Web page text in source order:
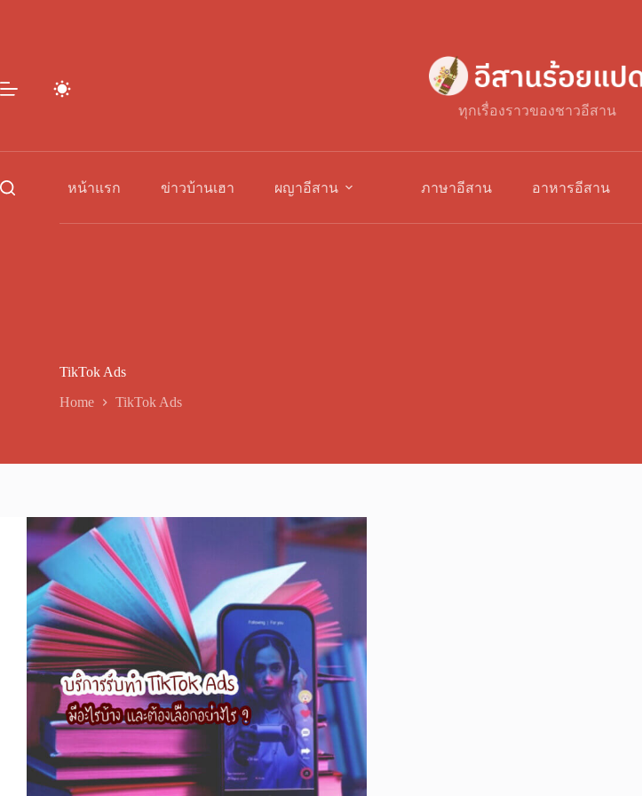
ทุกเรื่องราวของชาวอีสาน
หน้าแรก ข่าวบ้านเฮา ผญาอีสาน ภาษาอีสาน อาหารอีสาน
TikTok Ads
Home TikTok Ads